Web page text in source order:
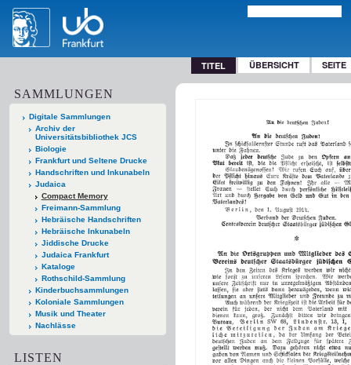
TITEL ÜBERSICHT SEITE
SAMMLUNGEN
Digitale Sammlungen
Archiv der
Universitätsbibliothek JCS
Biologie
Frankfurt und Seltene Drucke
Handschriften und Inkunabeln
Judaica
Compact Memory
Freimann-Sammlung
Hebräische Handschriften
Hebräische Inkunabeln
Jiddische Drucke
Judaica Frankfurt
Kataloge
Rothschild-Sammlung
Kinderbuchsammlungen
Koloniale Sammlungen
Musik und Theater
Nachlässe
LISTEN